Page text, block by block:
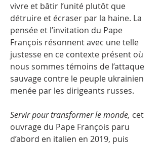
vivre et bâtir l’unité plutôt que
détruire et écraser par la haine. La
pensée et l’invitation du Pape
François résonnent avec une telle
justesse en ce contexte présent où
nous sommes témoins de l’attaque
sauvage contre le peuple ukrainien
menée par les dirigeants russes.
Servir pour transformer le monde, cet
ouvrage du Pape François paru
d’abord en italien en 2019, puis